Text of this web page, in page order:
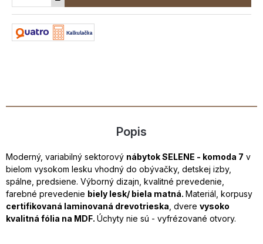
Popis
Moderný, variabilný sektorový nábytok SELENE - komoda 7 v
bielom vysokom lesku vhodný do obývačky, detskej izby,
spálne, predsiene. Výborný dizajn, kvalitné prevedenie,
farebné prevedenie biely lesk/ biela matná. Materiál, korpusy
certifikovaná laminovaná drevotrieska , dvere vysoko
kvalitná fólia na MDF. Úchyty nie sú - vyfrézované otvory.